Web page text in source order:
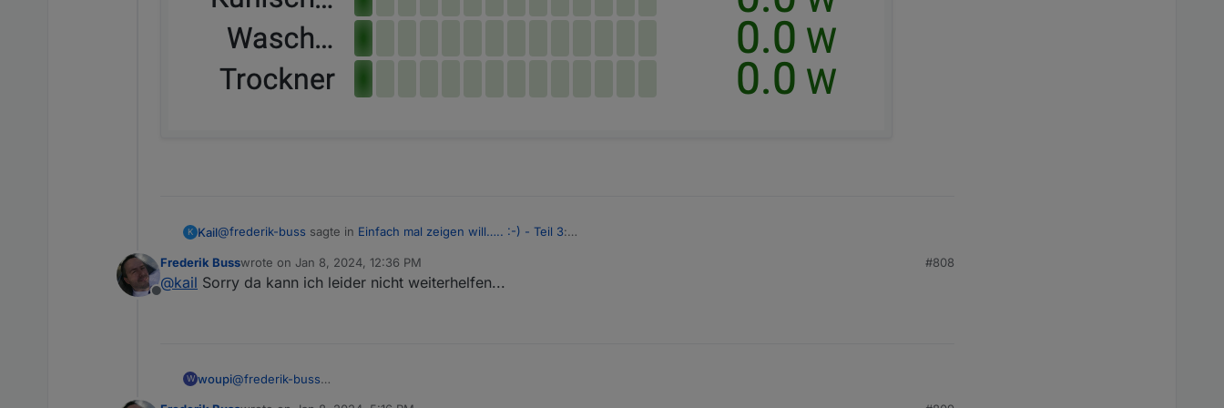
Wochenübersicht pro Tag:
K Kail@frederik-buss sagte in Einfach mal zeigen will….. :-) - Teil 3:
Wenn jemand Hilfe bei Grafana braucht, einfach melden - Gerade Overrides und axis placement braucht nen Moment zum
Offline
Frederik Busswrote on Jan 8, 2024, 12:36 PM
last edited by
#808
@kail Sorry da kann ich leider nicht weiterhelfen...
W woupi@frederik-buss